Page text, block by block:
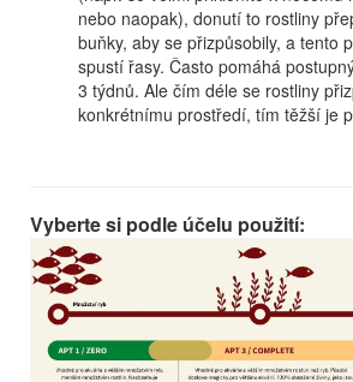
nebo naopak), donutí to rostliny
buňky, aby se přizpůsobily, a tento
spustí řasy. Často pomáhá
3 týdnů. Ale čím déle se rostliny
konkrétnímu prostředí, tím těžší je
Vyberte si podle účelu použití: